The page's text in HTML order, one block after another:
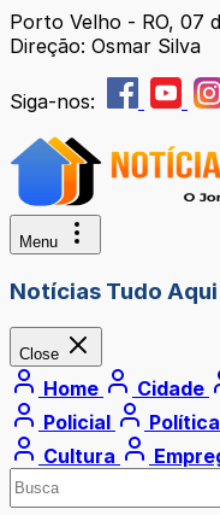
Porto Velho - RO, 07
Direção: Osmar Silva
Siga-nos:
Menu
Notícias Tudo Aqui
Close
Home Cidade
Policial
Política
Cultura